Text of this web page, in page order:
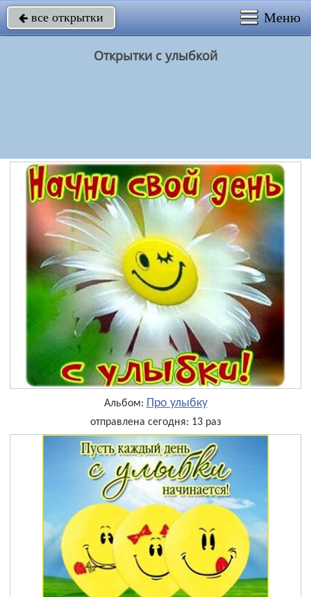
 все открытки Меню
Открытки с улыбкой
Альбом: Про улыбку
отправлена сегодня: 13 раз